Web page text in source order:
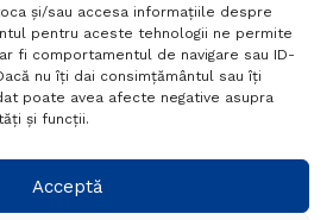
și/sau accesa informațiile despre
pentru aceste tehnologii ne permite
fi comportamentul de navigare sau ID-
nu îți dai consimțământul sau îți
poate avea afecte negative asupra
și funcții.
Acceptă
Politică de confidențialitate
Setări GDPR
+40 788 760 194